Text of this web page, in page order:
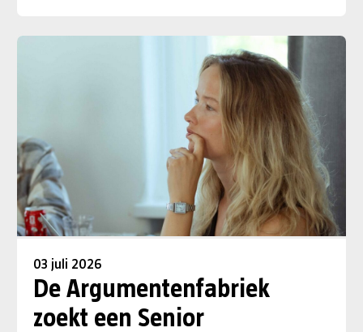
03 juli 2026
De Argumentenfabriek
zoekt een Senior